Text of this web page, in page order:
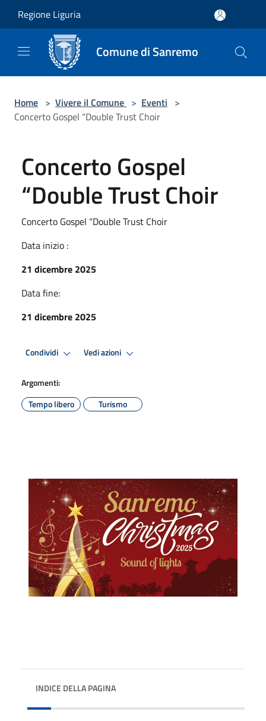
Regione Liguria
Comune di Sanremo
Home > Vivere il Comune > Eventi >
Concerto Gospel “Double Trust Choir
Concerto Gospel
“Double Trust Choir
Concerto Gospel “Double Trust Choir
Data inizio :
21 dicembre 2025
Data fine:
21 dicembre 2025
Condividi Vedi azioni
Argomenti:
Tempo libero
Turismo
INDICE DELLA PAGINA